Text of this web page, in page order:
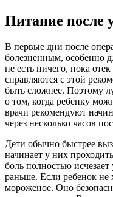
Питание после
В первые дни после
болезненным, особенно
не есть ничего, пока
справляются с этой
быть сложнее. Поэтому
о том, когда ребенку
врачи рекомендуют
через несколько часов
Дети обычно быстрее
начинает у них
боль полностью
раньше. Если ребенок не
мороженое. Оно